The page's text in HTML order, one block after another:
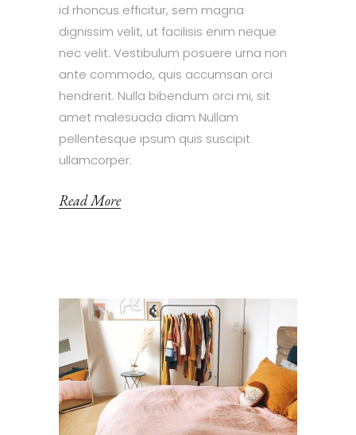
id rhoncus efficitur, sem magna
dignissim velit, ut facilisis enim neque
nec velit. Vestibulum posuere urna non
ante commodo, quis accumsan orci
hendrerit. Nulla bibendum orci mi, sit
amet malesuada diam Nullam
pellentesque ipsum quis suscipit
ullamcorper.
Read More